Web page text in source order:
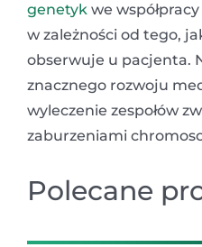
genetyk we
w zależności od tego,
obserwuje u pacjenta.
znacznego rozwoju
wyleczenie zespołów
zaburzeniami
Polecane